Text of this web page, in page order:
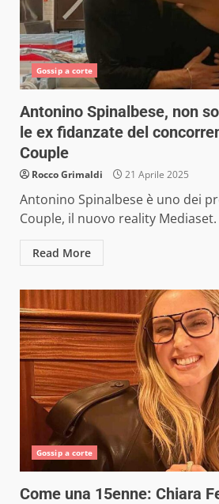
Gossip a corte
Antonino Spinalbese, non
le ex fidanzate del
Couple
Rocco Grimaldi 21 Aprile 2025
Antonino Spinalbese è uno dei
Couple, il nuovo reality Mediaset.
Read More
Gossip a corte
Come una 15enne: Chiara